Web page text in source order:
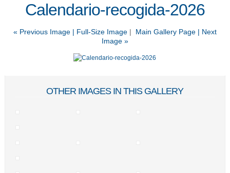
Calendario-recogida-2026
« Previous Image | Full-Size Image| Main Gallery Page | Next
Image »
OTHER IMAGES IN THIS GALLERY